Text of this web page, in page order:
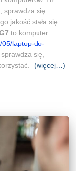
sprawdza się
jakość stała się
to komputer
05/laptop-do-
się,
(więcej…)